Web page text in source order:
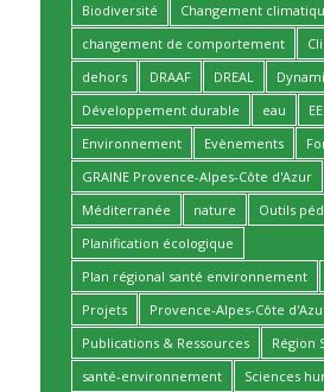
Biodiversité
Changement
changement de comportement
dehors
DRAAF DREAL
Développement durable
eau
Environnement
Evènements
GRAINE Provence-Alpes-Côte d'Azur
Méditerranée
nature
Outils
Planification écologique
Plan régional santé environnement
Projets
Provence-Alpes-Côte
Publications & Ressources
Région
santé-environnement
Sciences